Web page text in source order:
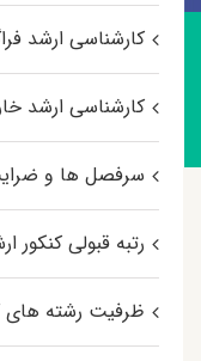
کارشناسی ارشد
کارشناسی ارشد
سرفصل ها و
رتبه قبولی کنکور
ظرفیت رشته های